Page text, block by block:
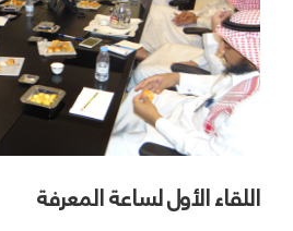
وسياسات
المنح
المركز
الإعلامي
اللقاء الأول لساعة المعرفة